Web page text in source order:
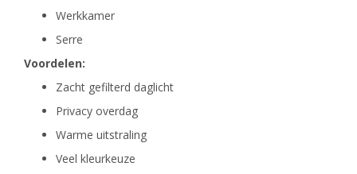
Werkkamer
Serre
Voordelen:
Zacht gefilterd daglicht
Privacy overdag
Warme uitstraling
Veel kleurkeuze